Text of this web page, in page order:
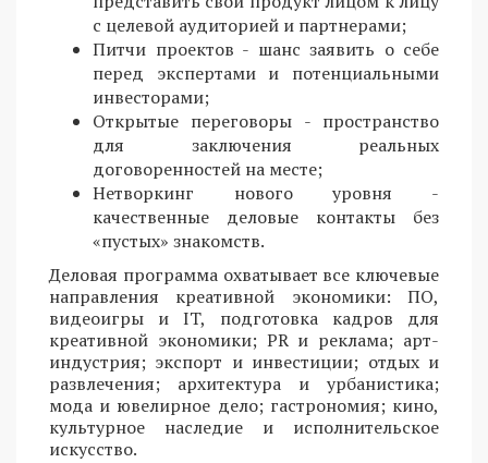
с целевой аудиторией и партнерами;
Питчи проектов - шанс заявить о себе
перед экспертами и потенциальными
инвесторами;
Открытые переговоры - пространство
для заключения реальных
договоренностей на месте;
Нетворкинг нового уровня -
качественные деловые контакты без
«пустых» знакомств.
Деловая программа охватывает все ключевые
направления креативной экономики: ПО,
видеоигры и IT, подготовка кадров для
креативной экономики; PR и реклама; арт-
индустрия; экспорт и инвестиции; отдых и
развлечения; архитектура и урбанистика;
мода и ювелирное дело; гастрономия; кино,
культурное наследие и исполнительское
искусство.